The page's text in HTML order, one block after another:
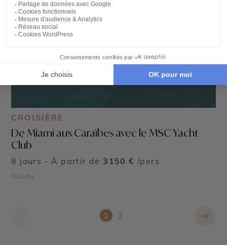
CROISIÈRE
De Miami aux Caraïbes avec le MSC Yacht
Club
8 jours - À partir de 3150 € /pers
Miami
1 2 →